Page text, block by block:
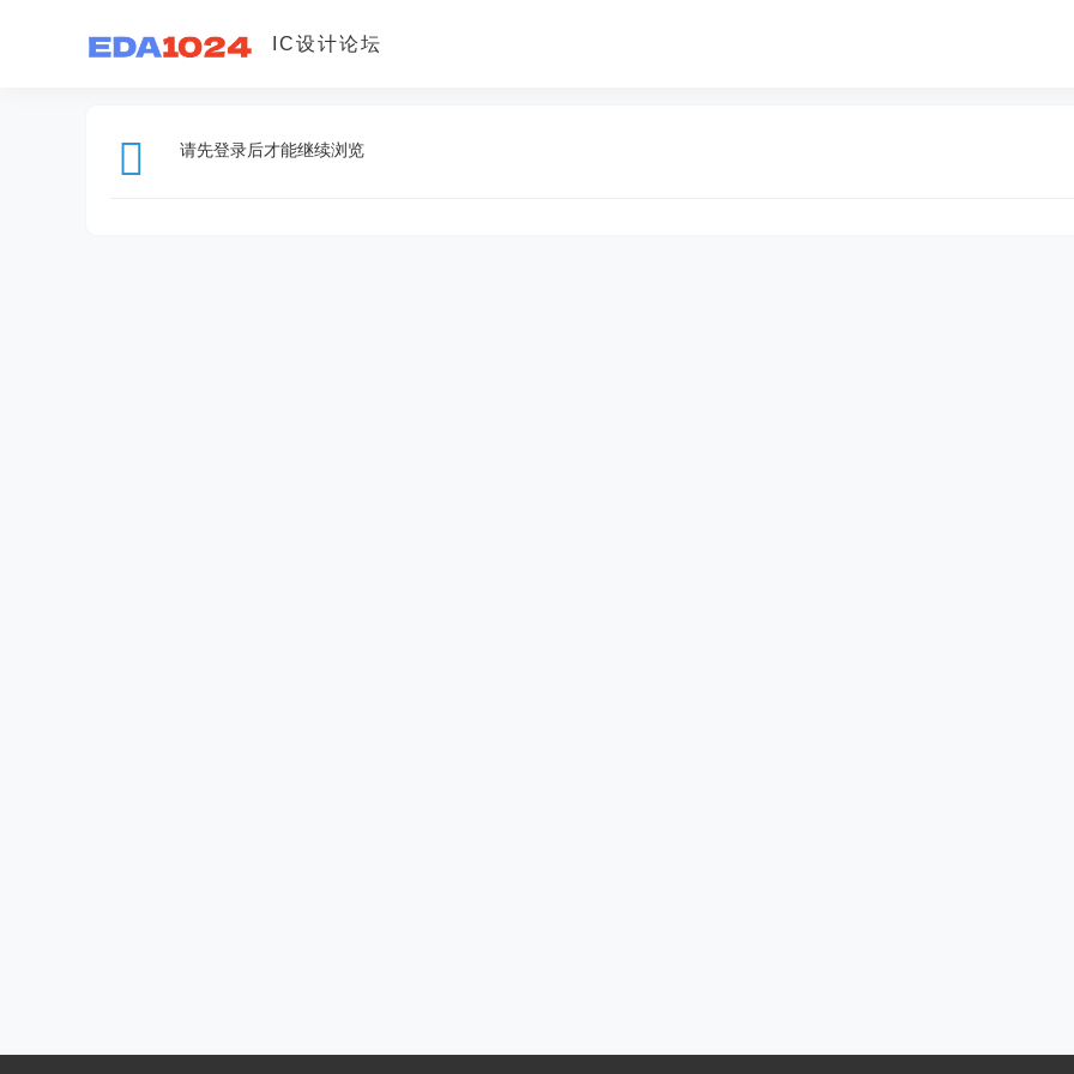
IC设计论坛
请先登录后才能继续浏览